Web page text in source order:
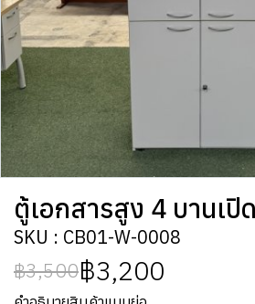
ตู้เอกสารสูง 4 บานเปิด
SKU : CB01-W-0008
฿3,500฿3,200